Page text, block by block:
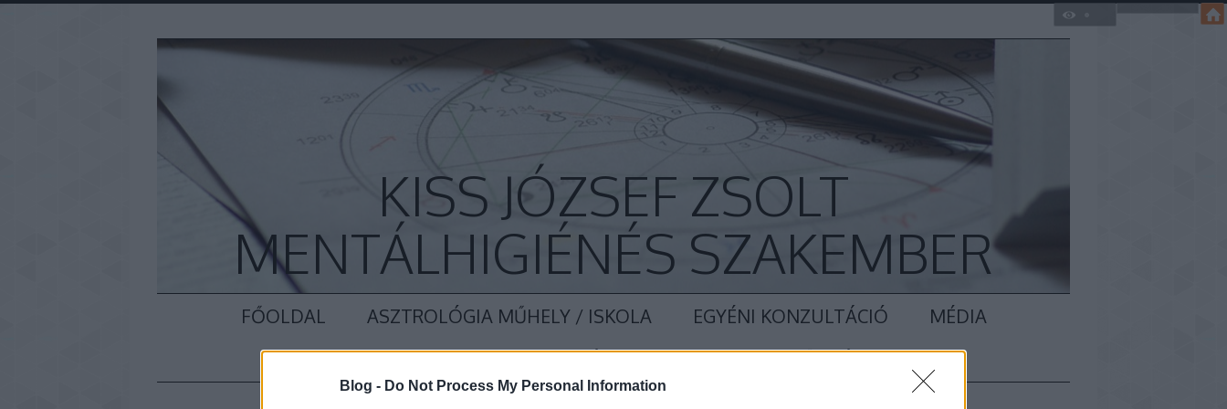
Blog - Do Not Process My Personal Information
KISS JÓZSEF ZSOLT
MENTÁLHIGIÉNÉS SZAKEMBER
FŐOLDAL ASZTROLÓGIA MŰHELY / ISKOLA EGYÉNI KONZULTÁCIÓ
MÉDIA
KAPCSOLAT
BEMUTATKOZÁS YOUTUBE ELŐADÁS 2021